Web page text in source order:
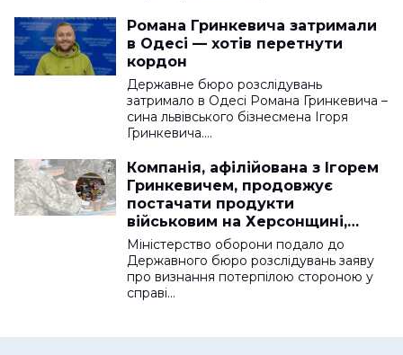
Романа Гринкевича затримали
в Одесі — хотів перетнути
кордон
Державне бюро розслідувань
затримало в Одесі Романа Гринкевича –
сина львівського бізнесмена Ігоря
Гринкевича.…
Компанія, афілійована з Ігорем
Гринкевичем, продовжує
постачати продукти
військовим на Херсонщині,
Миколаївщині та Одещині
Міністерство оборони подало до
Державного бюро розслідувань заяву
про визнання потерпілою стороною у
справі…